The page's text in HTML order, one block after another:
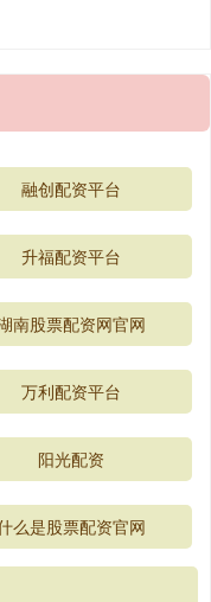
融创配资平台
升福配资平台
南股票配资网官网
万利配资平台
阳光配资
么是股票配资官网